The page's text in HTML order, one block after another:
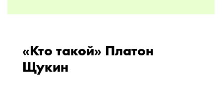
«Кто такой» Платон
Щукин